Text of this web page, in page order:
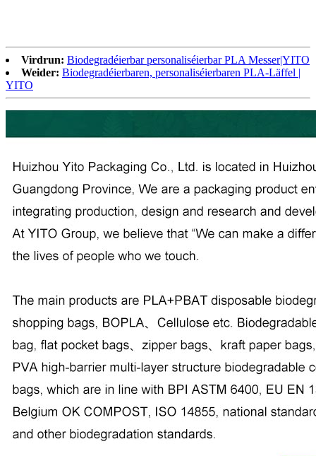
Virdrun: Biodegradéierbar personaliséierbar PLA Messer|YITO
Weider: Biodegradéierbaren, personaliséierbaren PLA-Läffel |
YITO